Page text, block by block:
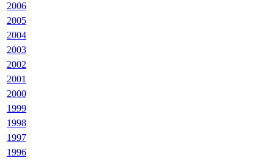
2006
2005
2004
2003
2002
2001
2000
1999
1998
1997
1996